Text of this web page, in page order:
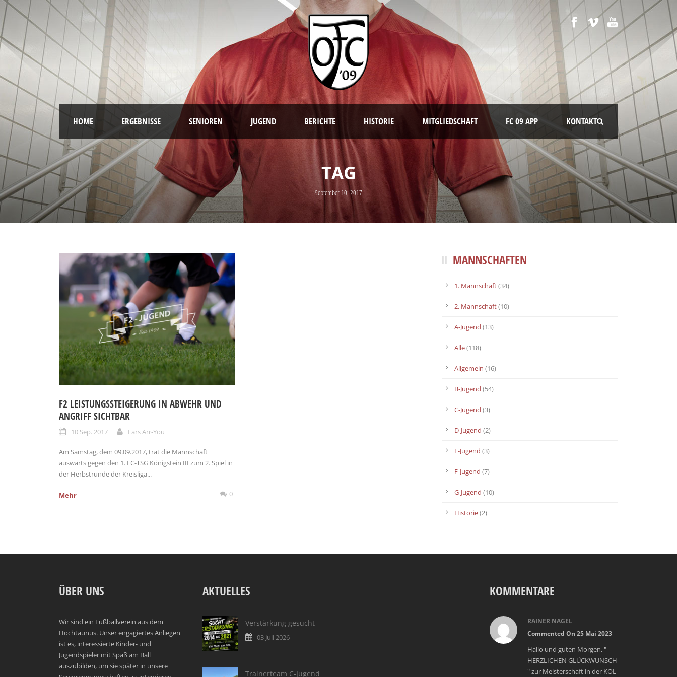
HOME ERGEBNISSE SENIOREN JUGEND BERICHTE HISTORIE MITGLIEDSCHAFT FC 09 APP KONTAKT
TAG
September 10, 2017
F2 LEISTUNGSSTEIGERUNG IN ABWEHR UND
ANGRIFF SICHTBAR
10 Sep. 2017 Lars Arr-You
Am Samstag, dem 09.09.2017, trat die Mannschaft
auswärts gegen den 1. FC-TSG Königstein III zum 2. Spiel in
der Herbstrunde der Kreisliga...
Mehr 0
MANNSCHAFTEN
1. Mannschaft(34)
2. Mannschaft(10)
A-Jugend (13)
Alle(118)
Allgemein (16)
B-Jugend (54)
C-Jugend (3)
D-Jugend (2)
E-Jugend (3)
F-Jugend (7)
G-Jugend (10)
Historie(2)
ÜBER UNS
Wir sind ein Fußballverein aus dem
Hochtaunus. Unser engagiertes Anliegen
ist es, interessierte Kinder- und
Jugendspieler mit Spaß am Ball
auszubilden, um sie später in unsere
AKTUELLES
Verstärkung gesucht
03 Juli 2026
Trainerteam C-Jugend
KOMMENTARE
RAINER NAGEL
Commented On 25 Mai 2023
Hallo und guten Morgen, "
HERZLICHEN GLÜCKWUNSCH
" zur Meisterschaft in der KOL